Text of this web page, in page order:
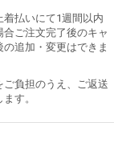
払いにて1週間以内
ご注文完了後のキャ
追加・変更はできま
負担のうえ、ご返送
す。